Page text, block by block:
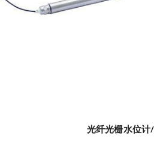
光纤光栅水位计